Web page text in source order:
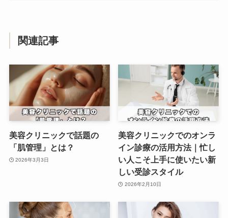
関連記事
美容クリニックで話題の
「肌管理」とは？
2026年3月3日
美容クリニックでのオンラ
イン診療の活用方法｜忙し
い人こそ上手に使いたい新
しい受診スタイル
2026年2月10日